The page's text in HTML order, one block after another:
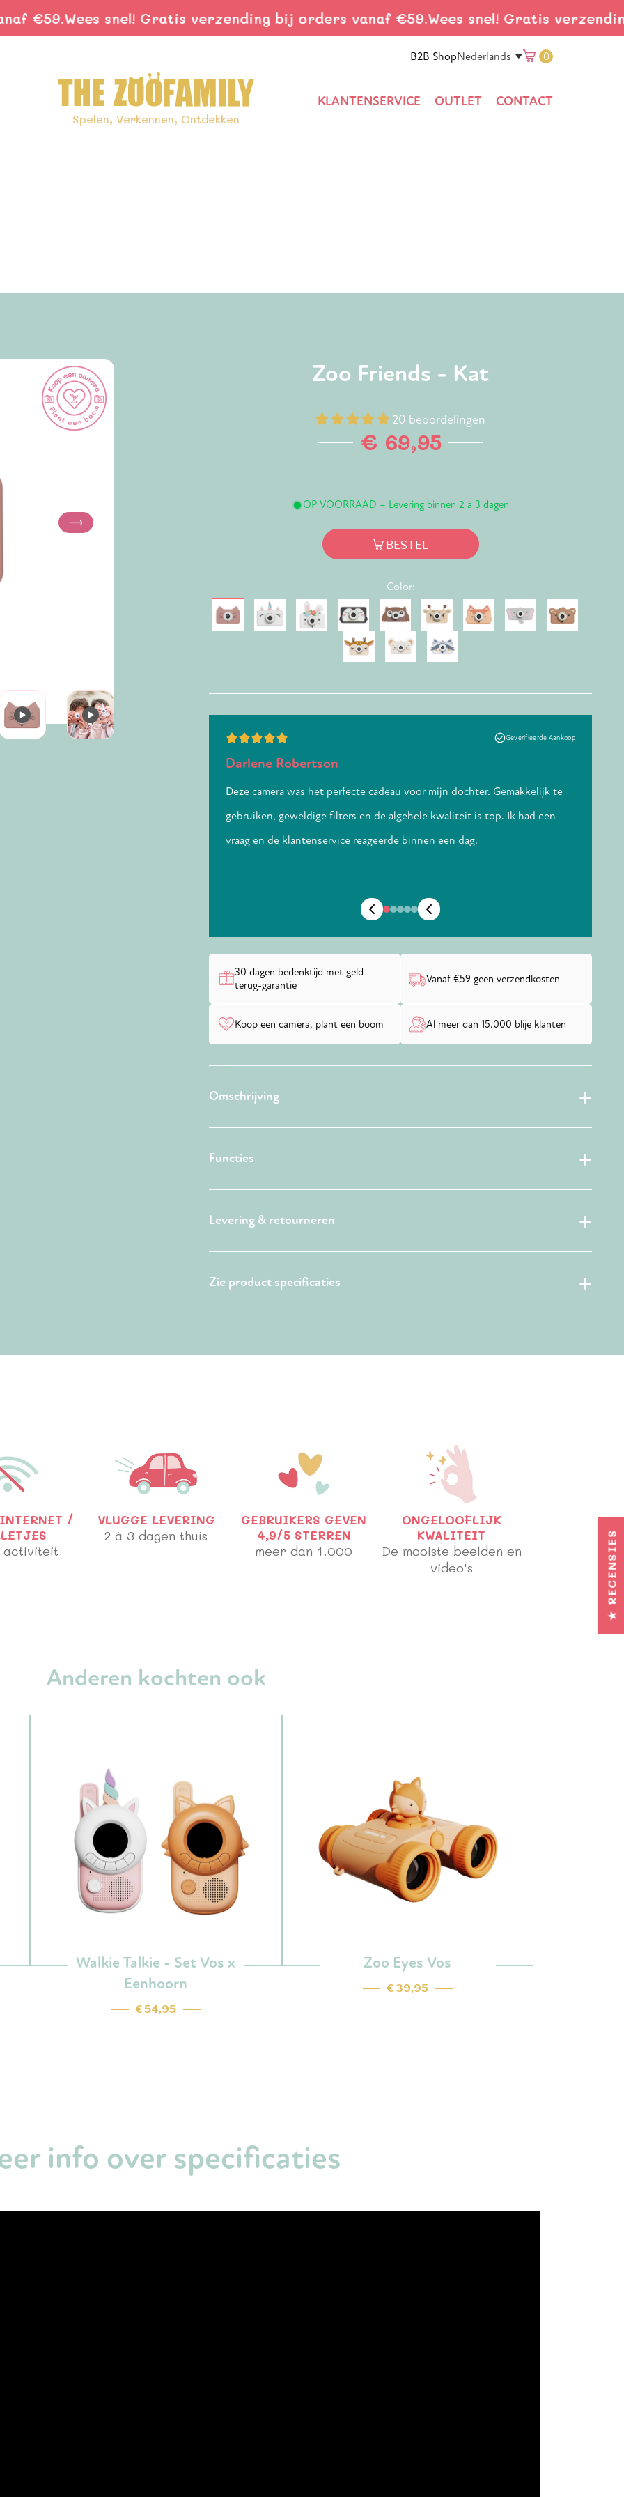
Wees snel! Gratis verzending bij orders vanaf €59. Wees snel! Gratis verzending
B2B ShopTranslation
missing:
Nederlands 0
Spelen, Verkennen, Ontdekken
KLANTENSERVICE OUTLET CONTACT
Volgende
Zoo Friends - Kat
20 beoordelingen
€ 69,95
OP VOORRAAD – Levering binnen 2 à 3 dagen
BESTEL
Color:
Geverifieerde Aankoop
Darlene Robertson
Deze camera was het perfecte cadeau voor mijn dochter. Gemakkelijk te
gebruiken, geweldige filters en de algehele kwaliteit is top. Ik had een
vraag en de klantenservice reageerde binnen een dag.
30 dagen bedenktijd met geld-
terug-garantie
Vanaf €59 geen verzendkosten
Koop een camera, plant een boom Al meer dan 15.000 blije klanten
Omschrijving
Functies
Levering & retourneren
Zie product specificaties
/
activiteit
VLUGGE LEVERING
2 à 3 dagen thuis
GEBRUIKERS GEVEN
4,9/5 STERREN
meer dan 1.000
ONGELOOFLIJK
KWALITEIT
De mooiste beelden en
video's
Anderen kochten ook
Walkie Talkie - Set Vos x
Eenhoorn
€ 54,95
Zoo Eyes Vos
€ 39,95
info over specificaties
★ RECENSIES